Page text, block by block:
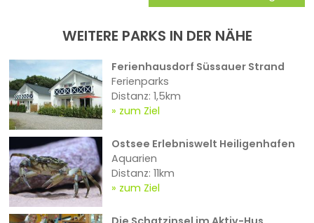
WEITERE PARKS IN DER NÄHE
Ferienhausdorf Süssauer Strand
Ferienparks
Distanz: 1,5km
zum Ziel
Ostsee Erlebniswelt Heiligenhafen
Aquarien
Distanz: 11km
zum Ziel